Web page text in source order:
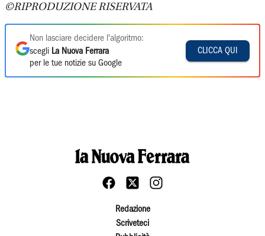
©RIPRODUZIONE RISERVATA
Non lasciare decidere l'algoritmo:
scegli La Nuova Ferrara
per le tue notizie su Google
CLICCA QUI
Redazione
Scriveteci